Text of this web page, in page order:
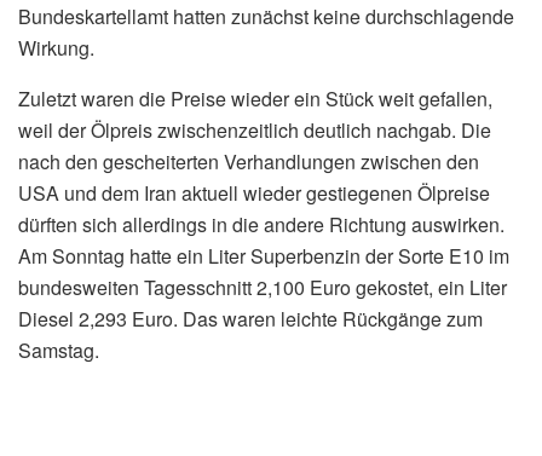
Bundeskartellamt hatten zunächst keine durchschlagende
Wirkung.
Zuletzt waren die Preise wieder ein Stück weit gefallen,
weil der Ölpreis zwischenzeitlich deutlich nachgab. Die
nach den gescheiterten Verhandlungen zwischen den
USA und dem Iran aktuell wieder gestiegenen Ölpreise
dürften sich allerdings in die andere Richtung auswirken.
Am Sonntag hatte ein Liter Superbenzin der Sorte E10 im
bundesweiten Tagesschnitt 2,100 Euro gekostet, ein Liter
Diesel 2,293 Euro. Das waren leichte Rückgänge zum
Samstag.